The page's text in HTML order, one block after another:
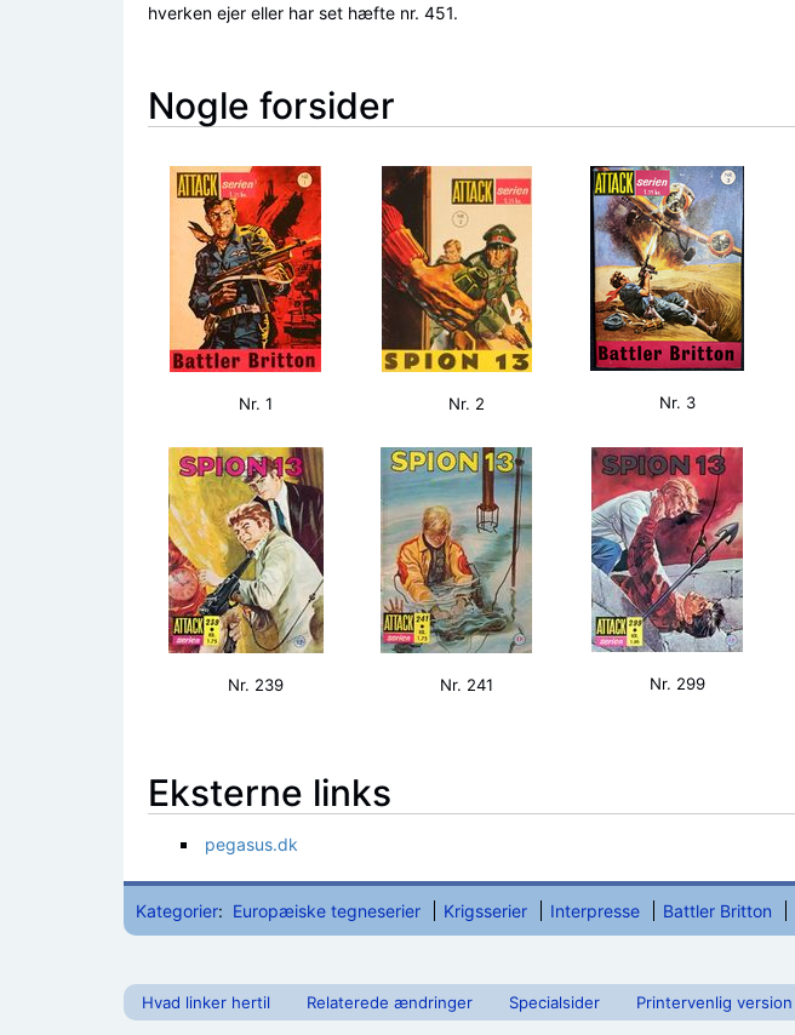
hverken ejer eller har set hæfte nr. 451.
Nogle forsider
Nr. 1 Nr. 2 Nr. 3
Nr. 239 Nr. 241 Nr. 299
Eksterne links
pegasus.dk
Kategorier: Europæiske tegneserier Krigsserier Interpresse Battler Britton
Hvad linker hertil Relaterede ændringer Specialsider Printervenlig version